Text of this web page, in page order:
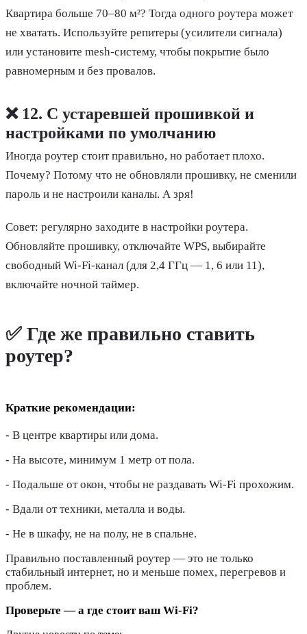
Квартира больше 70–80 м²? Тогда одного роутера может
не хватать. Используйте репитеры (усилители сигнала)
или установите mesh-систему, чтобы покрытие было
равномерным и без провалов.
❌ 12. С устаревшей прошивкой и
настройками по умолчанию
Иногда роутер стоит правильно, но работает плохо.
Почему? Потому что не обновляли прошивку, не сменили
пароль и не настроили каналы. А зря!
Совет: регулярно заходите в настройки роутера.
Обновляйте прошивку, отключайте WPS, выбирайте
свободный Wi-Fi-канал (для 2,4 ГГц — 1, 6 или 11),
включайте ночной таймер.
✅ Где же правильно ставить
роутер?
Краткие рекомендации:
- В центре квартиры или дома.
- На высоте, минимум 1 метр от пола.
- Подальше от окон, чтобы не раздавать Wi-Fi прохожим.
- Вдали от техники, металла и воды.
- Не в шкафу, не на полу, не в спальне.
Правильно поставленный роутер — это не только
стабильный интернет, но и меньше помех, перегревов и
проблем.
Проверьте — а где стоит ваш Wi-Fi?